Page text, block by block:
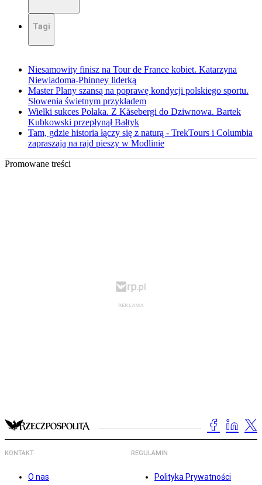
Tagi
Niesamowity finisz na Tour de France kobiet. Katarzyna
Niewiadoma-Phinney liderką
Master Plany szansą na poprawę kondycji polskiego sportu.
Słowenia świetnym przykładem
Wielki sukces Polaka. Z Kåsebergi do Dziwnowa. Bartek
Kubkowski przepłynął Bałtyk
Tam, gdzie historia łączy się z naturą - TrekTours i Columbia
zapraszają na rajd pieszy w Modlinie
Promowane treści
KONTAKT
O nas
REGULAMIN
Polityka Prywatności